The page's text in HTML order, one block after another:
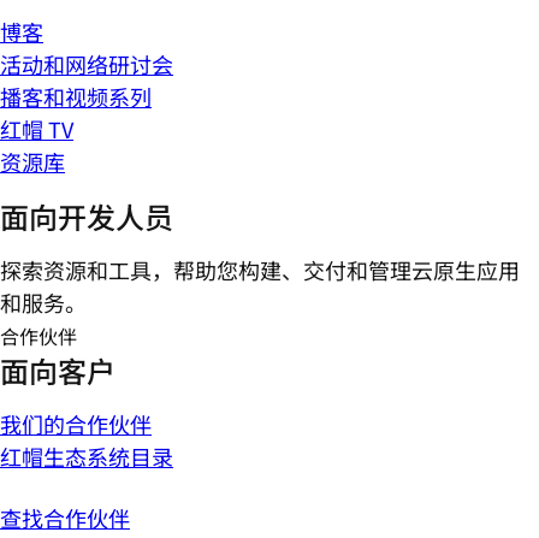
博客
活动和网络研讨会
播客和视频系列
红帽 TV
资源库
面向开发人员
探索资源和工具，帮助您构建、交付和管理云原生应用
和服务。
合作伙伴
面向客户
我们的合作伙伴
红帽生态系统目录
查找合作伙伴